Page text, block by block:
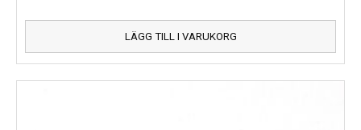
LÄGG TILL I VARUKORG